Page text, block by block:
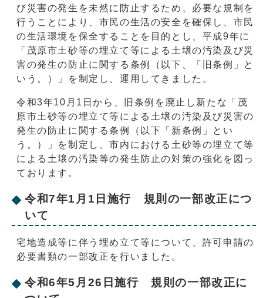
び災害の発生を未然に防止するため、必要な規制を
行うことにより、市民の生活の安全を確保し、市民
の生活環境を保全することを目的とし、平成9年に
「茂原市土砂等の埋立て等による土壌の汚染及び災
害の発生の防止に関する条例（以下、「旧条例」と
いう。）」を制定し、運用してきました。
令和3年10月1日から、旧条例を廃止し新たな「茂
原市土砂等の埋立て等による土壌の汚染及び災害の
発生の防止に関する条例（以下「新条例」とい
う。）」を制定し、市内における土砂等の埋立て等
による土壌の汚染等の発生防止の対策の強化を図っ
ております。
令和7年1月1日施行 規則の一部改正につ
いて
宅地造成等に伴う埋め立て等について、許可申請の
必要書類の一部改正を行いました。
令和6年5月26日施行 規則の一部改正に